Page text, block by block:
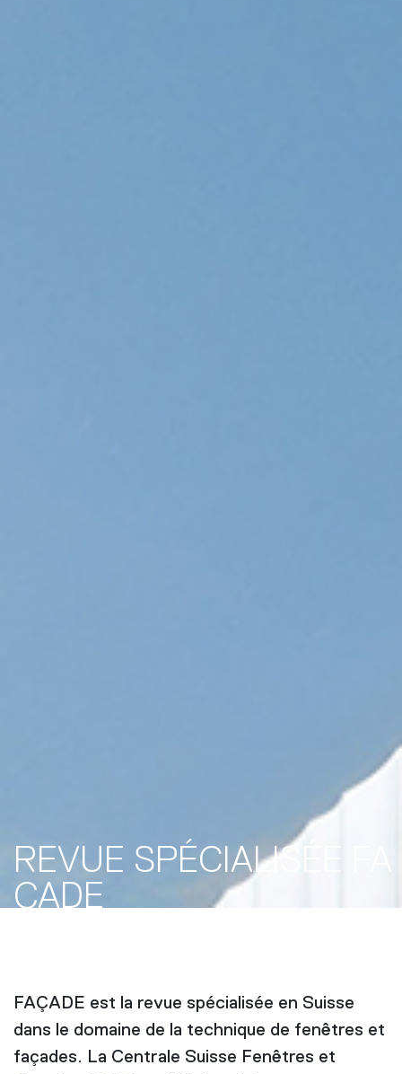
REVUE SPÉCIALISÉE FA
ÇADE
FAÇADE est la revue spécialisée en Suisse
dans le domaine de la technique de fenêtres et
façades. La Centrale Suisse Fenêtres et